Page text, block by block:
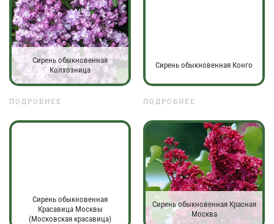
Сирень обыкновенная
Колхозница
ПОДРОБНЕЕ
Сирень обыкновенная Конго
ПОДРОБНЕЕ
Сирень обыкновенная
Красавица Москвы
(Московская красавица)
Сирень обыкновенная Красная
Москва